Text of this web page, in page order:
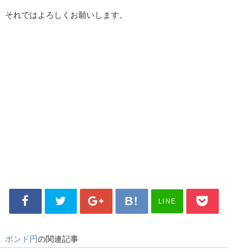
それではよろしくお願いします。
LINE
ポンド円の関連記事